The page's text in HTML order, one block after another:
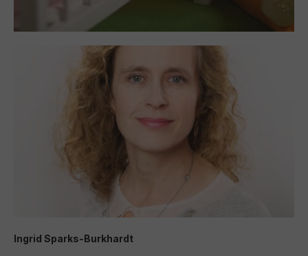
Ingrid Sparks-Burkhardt